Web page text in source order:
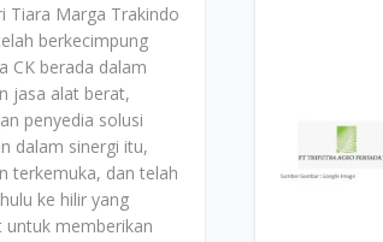
Tiara Marga Trakindo
berkecimpung
CK berada dalam
jasa alat berat,
penyedia solusi
dalam sinergi itu,
terkemuka, dan telah
ke hilir yang
memberikan